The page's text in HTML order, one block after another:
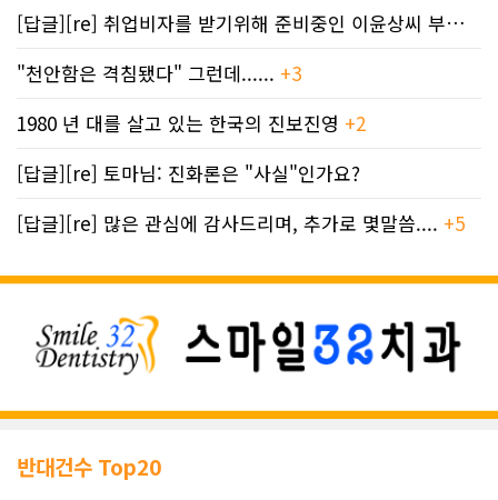
[답글][re] 취업비자를 받기위해 준비중인 이윤상씨 부부께 드리는 편지
"천안함은 격침됐다" 그런데...... +3
1980 년 대를 살고 있는 한국의 진보진영 +2
[답글][re] 토마님: 진화론은 "사실"인가요?
[답글][re] 많은 관심에 감사드리며, 추가로 몇말씀.... +5
반대건수 Top20